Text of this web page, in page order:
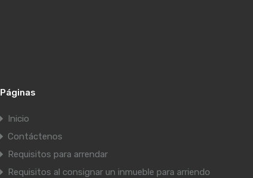
Páginas
Inicio
Contáctenos
Requisitos para arrendar
Requisitos al consignar un inmueble para arriendo